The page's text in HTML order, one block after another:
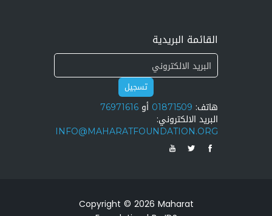
القائمة البريدية
تسجيل
هاتف: 01871509 أو 76971616
البريد الالكتروني:
INFO@MAHARATFOUNDATION.ORG
Copyright © 2026 Maharat